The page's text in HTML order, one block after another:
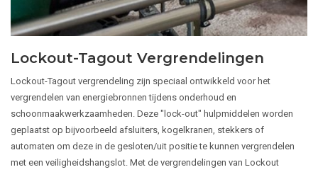
Lockout-Tagout Vergrendelingen
Lockout-Tagout vergrendeling zijn speciaal ontwikkeld voor het
vergrendelen van energiebronnen tijdens onderhoud en
schoonmaakwerkzaamheden. Deze "lock-out" hulpmiddelen worden
geplaatst op bijvoorbeeld afsluiters, kogelkranen, stekkers of
automaten om deze in de gesloten/uit positie te kunnen vergrendelen
met een veiligheidshangslot. Met de vergrendelingen van Lockout